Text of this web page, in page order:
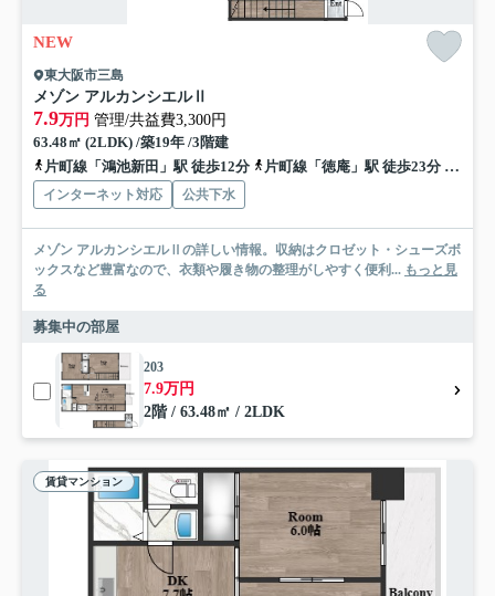
NEW
東大阪市三島
メゾン アルカンシエルⅡ
7.9万円 管理/共益費3,300円
63.48㎡ (2LDK) /築19年 /3階建
片町線「鴻池新田」駅 徒歩12分
片町線「徳庵」駅 徒歩23分 地下
インターネット対応 公共下水
メゾン アルカンシエルⅡの詳しい情報。収納はクロゼット・シューズボ
ックスなど豊富なので、衣類や履き物の整理がしやすく便利... もっと見
る
募集中の部屋
203
7.9万円
2階 / 63.48㎡ / 2LDK
賃貸マンション